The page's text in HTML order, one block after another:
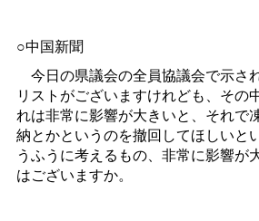
○中国新聞
今日の県議会の全員協議会で示さ
リストがございますけれども、その
れは非常に影響が大きいと、それで
納とかというのを撤回してほしいと
うふうに考えるもの、非常に影響が
はございますか。